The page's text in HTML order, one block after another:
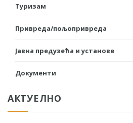
Туризам
Привреда/пољопривреда
Јавна предузећа и установе
Документи
АКТУЕЛНО